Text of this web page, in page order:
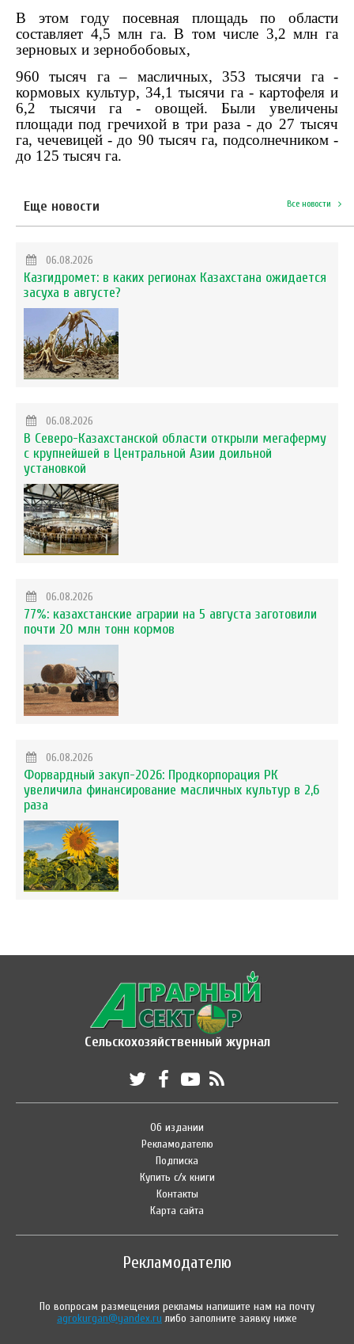
В этом году посевная площадь по области
составляет 4,5 млн га. В том числе 3,2 млн га
зерновых и зернобобовых,
960 тысяч га – масличных, 353 тысячи га -
кормовых культур, 34,1 тысячи га - картофеля и
6,2 тысячи га - овощей. Были увеличены
площади под гречихой в три раза - до 27 тысяч
га, чечевицей - до 90 тысяч га, подсолнечником -
до 125 тысяч га.
Еще новости Все новости
06.08.2026
Казгидромет: в каких регионах Казахстана ожидается
засуха в августе?
06.08.2026
В Северо-Казахстанской области открыли мегаферму
с крупнейшей в Центральной Азии доильной
установкой
06.08.2026
77%: казахстанские аграрии на 5 августа заготовили
почти 20 млн тонн кормов
06.08.2026
Форвардный закуп-2026: Продкорпорация РК
увеличила финансирование масличных культур в 2,6
раза
Сельскохозяйственный журнал
Об издании
Рекламодателю
Подписка
Купить с/х книги
Контакты
Карта сайта
Рекламодателю
По вопросам размещения рекламы напишите нам на почту
agrokurgan@yandex.ru либо заполните заявку ниже